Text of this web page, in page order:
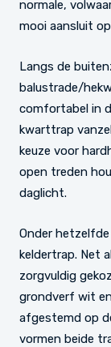
normale,
mooi aansluit
Langs de
balustrade/
comfortabel in
kwarttrap
keuze voor
open treden
daglicht.
Onder
keldertrap. Net
zorgvuldig
grondverf wit
afgestemd op
vormen beide